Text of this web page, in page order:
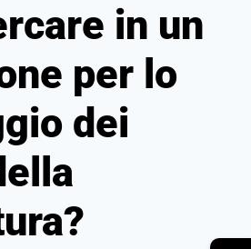
in un
per lo
dei